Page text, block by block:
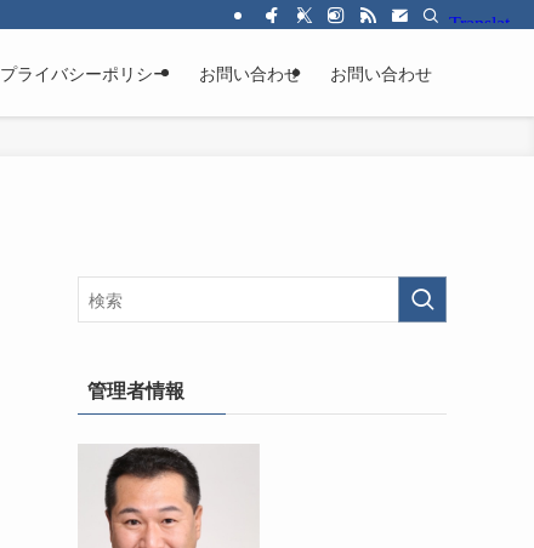
プライバシーポリシー お問い合わせ お問い合わせ
管理者情報